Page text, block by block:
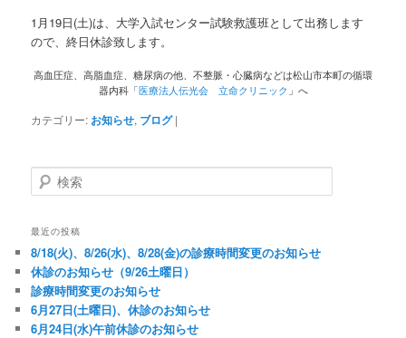
1月19日(土)は、大学入試センター試験救護班として出務します
ので、終日休診致します。
高血圧症、高脂血症、糖尿病の他、不整脈・心臓病などは松山市本町の循環
器内科「医療法人伝光会 立命クリニック 」へ
カテゴリー: お知らせ, ブログ |
検索
最近の投稿
8/18(火)、8/26(水)、8/28(金)の診療時間変更のお知らせ
休診のお知らせ（9/26土曜日）
診療時間変更のお知らせ
6月27日(土曜日)、休診のお知らせ
6月24日(水)午前休診のお知らせ